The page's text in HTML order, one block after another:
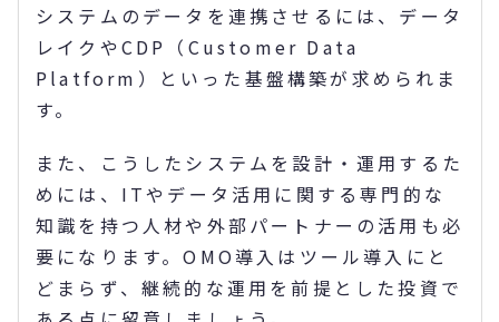
システムのデータを連携させるには、データ
レイクやCDP（Customer Data
Platform）といった基盤構築が求められま
す。
また、こうしたシステムを設計・運用するた
めには、ITやデータ活用に関する専門的な
知識を持つ人材や外部パートナーの活用も必
要になります。OMO導入はツール導入にと
どまらず、継続的な運用を前提とした投資で